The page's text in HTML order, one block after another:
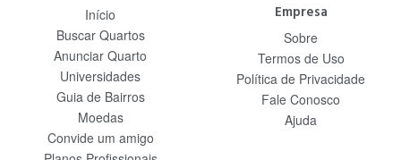
Início
Buscar Quartos
Anunciar Quarto
Universidades
Guia de Bairros
Moedas
Convide um amigo
Empresa
Sobre
Termos de Uso
Política de Privacidade
Fale Conosco
Ajuda